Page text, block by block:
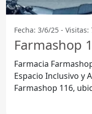
Fecha: 3/6/25 - Visitas:
Farmashop
Farmacia
Espacio Inclusivo y Amigable
Farmashop 116,